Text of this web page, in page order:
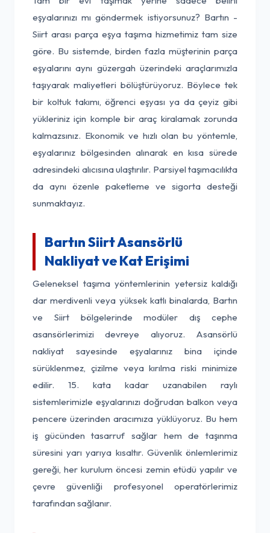
eşyalarınızı mı göndermek istiyorsunuz? Bartın -
Siirt arası parça eşya taşıma hizmetimiz tam size
göre. Bu sistemde, birden fazla müşterinin parça
eşyalarını aynı güzergah üzerindeki araçlarımızla
taşıyarak maliyetleri bölüştürüyoruz. Böylece tek
bir koltuk takımı, öğrenci eşyası ya da çeyiz gibi
yükleriniz için komple bir araç kiralamak zorunda
kalmazsınız. Ekonomik ve hızlı olan bu yöntemle,
eşyalarınız bölgesinden alınarak en kısa sürede
adresindeki alıcısına ulaştırılır. Parsiyel taşımacılıkta
da aynı özenle paketleme ve sigorta desteği
sunmaktayız.
Bartın Siirt Asansörlü
Nakliyat ve Kat Erişimi
Geleneksel taşıma yöntemlerinin yetersiz kaldığı
dar merdivenli veya yüksek katlı binalarda, Bartın
ve Siirt bölgelerinde modüler dış cephe
asansörlerimizi devreye alıyoruz. Asansörlü
nakliyat sayesinde eşyalarınız bina içinde
sürüklenmez, çizilme veya kırılma riski minimize
edilir. 15. kata kadar uzanabilen raylı
sistemlerimizle eşyalarınızı doğrudan balkon veya
pencere üzerinden aracımıza yüklüyoruz. Bu hem
iş gücünden tasarruf sağlar hem de taşınma
süresini yarı yarıya kısaltır. Güvenlik önlemlerimiz
gereği, her kurulum öncesi zemin etüdü yapılır ve
çevre güvenliği profesyonel operatörlerimiz
tarafından sağlanır.